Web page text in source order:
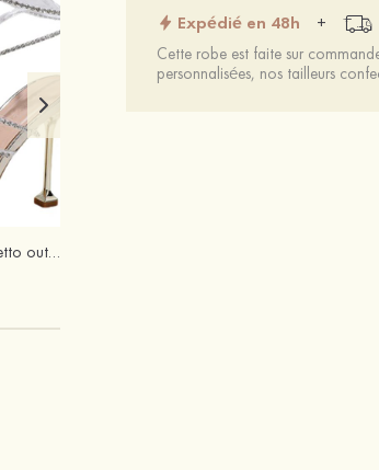
PU sandales talon stiletto outdoor chaussures de mode
Expédié en 48h +
Cette robe est faite sur
personnalisées, nos tailleurs